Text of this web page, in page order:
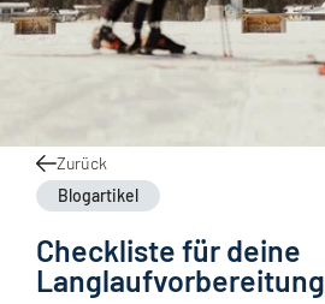
Zurück
Blogartikel
Checkliste für deine
Langlaufvorbereitung